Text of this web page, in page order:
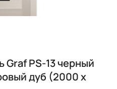
PS-13 черный
дуб (2000 х